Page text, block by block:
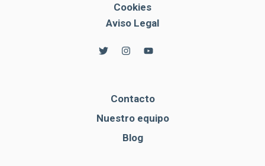
Cookies
Aviso Legal
Contacto
Nuestro equipo
Blog